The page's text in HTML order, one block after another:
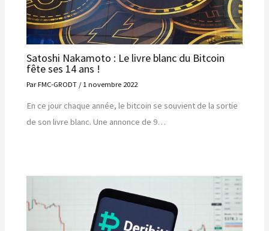
Satoshi Nakamoto : Le livre blanc du Bitcoin
fête ses 14 ans !
ParFMC-GRODT /1 novembre 2022
En ce jour chaque année, le bitcoin se souvient de la sortie
de son livre blanc. Une annonce de 9…